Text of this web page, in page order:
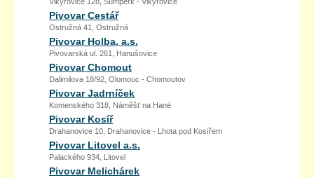
Pivovar Cestář
Ostružná 41, Ostružná
Pivovar Holba, a.s.
Pivovarská ul. 261, Hanušovice
Pivovar Chomout
Dalimilova 18/92, Olomouc - Chomoutov
Pivovar Jadrníček
Komenského 318, Náměšť na Hané
Pivovar Kosíř
Drahanovice 10, Drahanovice - Lhota pod Kosířem
Pivovar Litovel a.s.
Palackého 934, Litovel
Pivovar Melichárek